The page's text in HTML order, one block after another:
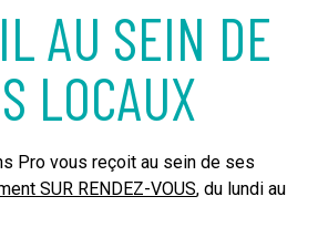
AU SEIN DE
LOCAUX
Pro vous reçoit au sein de ses
SUR RENDEZ-VOUS, du lundi au